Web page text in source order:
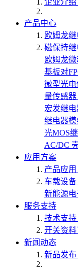
企业介绍
产品中心
欧姆龙
磁保持
欧姆龙
基板对
微型光
量传感器
宏发继电
继电器模
光MOS
AC/DC
应用方案
产品应用
车载设备
新能源
服务支持
技术支持
开关资
新闻动态
新品发布